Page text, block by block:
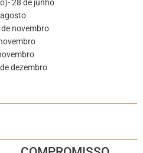
28 de junho
novembro
dezembro